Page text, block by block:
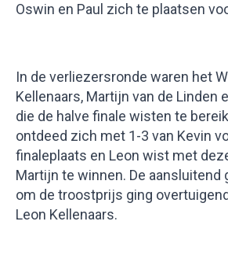
Oswin en Paul zich te plaatsen
In de verliezersronde waren het
Kellenaars, Martijn van de Linden
die de halve finale wisten te
ontdeed zich met 1-3 van Kevin
finaleplaats en Leon wist met
Martijn te winnen. De aansluitend
om de troostprijs ging
Leon Kellenaars.